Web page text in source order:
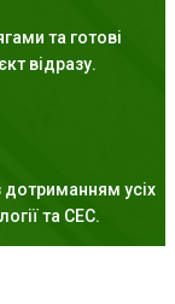
та готові
відразу.
усіх
та СЕС.